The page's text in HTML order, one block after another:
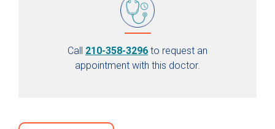
Call 210-358-3296 to request an
appointment with this doctor.